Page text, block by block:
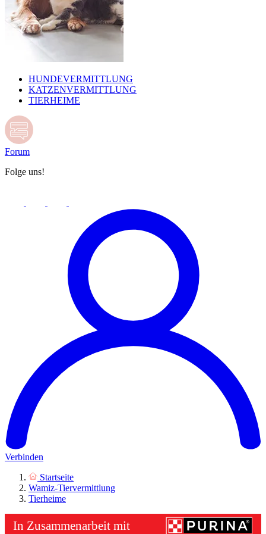
HUNDEVERMITTLUNG
KATZENVERMITTLUNG
TIERHEIME
Forum
Folge uns!
Verbinden
Startseite
Wamiz-Tiervermittlung
Tierheime